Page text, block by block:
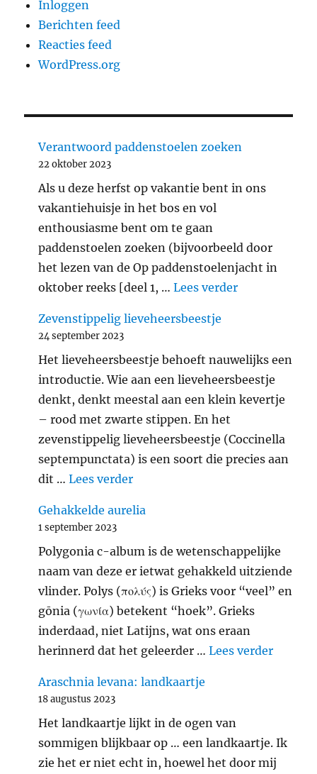
Inloggen
Berichten feed
Reacties feed
WordPress.org
Verantwoord paddenstoelen zoeken
22 oktober 2023
Als u deze herfst op vakantie bent in ons
vakantiehuisje in het bos en vol
enthousiasme bent om te gaan
paddenstoelen zoeken (bijvoorbeeld door
het lezen van de Op paddenstoelenjacht in
oktober reeks [deel 1, …Lees verder
Zevenstippelig lieveheersbeestje
24 september 2023
Het lieveheersbeestje behoeft nauwelijks een
introductie. Wie aan een lieveheersbeestje
denkt, denkt meestal aan een klein kevertje
– rood met zwarte stippen. En het
zevenstippelig lieveheersbeestje (Coccinella
septempunctata) is een soort die precies aan
dit …Lees verder"Zevenstippelig
Gehakkelde aurelia
1 september 2023
Polygonia c-album is de wetenschappelijke
naam van deze er ietwat gehakkeld uitziende
vlinder. Polys (πολύς) is Grieks voor “veel” en
gōnia (γωνία) betekent “hoek”. Grieks
inderdaad, niet Latijns, wat ons eraan
herinnerd dat het geleerder …Lees verder
Araschnia levana: landkaartje
18 augustus 2023
Het landkaartje lijkt in de ogen van
sommigen blijkbaar op … een landkaartje. Ik
zie het er niet echt in, hoewel het door mij